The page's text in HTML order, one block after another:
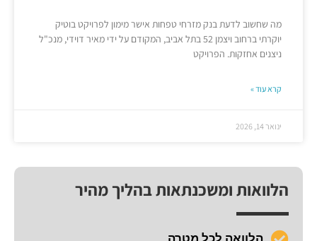
מה שחשוב לדעת בנק מזרחי טפחות אישר מימון לפרויקט בוטיק
יוקרתי ברחוב ויצמן 52 בתל אביב, המקודם על ידי מאיר דוידי, מנכ"ל
ניצנים אחזקות. הפרויקט
קרא עוד »
ינואר 14, 2026
הלוואות ומשכנתאות בהליך מהיר